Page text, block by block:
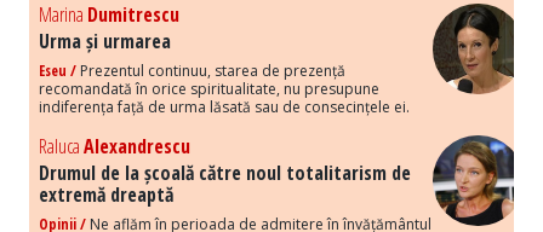
Marina Dumitrescu
Urma și urmarea
Eseu / Prezentul continuu, starea de prezență
recomandată în orice spiritualitate, nu presupune
indiferența față de urma lăsată sau de consecințele ei.
RalucaAlexandrescu
Drumul de la școală către noul totalitarism de
extremă dreaptă
Opinii / Ne aflăm în perioada de admitere în învățământul